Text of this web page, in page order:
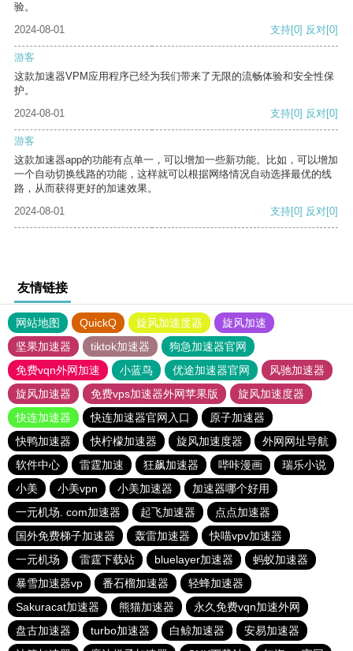
验。
2024-08-01
支持[0] 反对[0]
游客
这款加速器VPM应用程序已经为我们带来了无限的流畅体验和安全性保
护。
2024-08-01
支持[0] 反对[0]
游客
这款加速器app的功能有点单一，可以增加一些新功能。比如，可以增加
一个自动切换线路的功能，这样就可以根据网络情况自动选择最优的线
路，从而获得更好的加速效果。
2024-08-01
支持[0] 反对[0]
友情链接
网站地图 QuickQ 旋风加速度器
旋风加速
坚果加速器
tiktok加速器
狗急加速器官网
免费vqn外网加速
小蓝鸟 优途加速器官网
风驰加速器
旋风加速器
免费vps加速器外网苹果版
旋风加速度器
快连加速器
快连加速器官网入口
原子加速器
快鸭加速器
快柠檬加速器 旋风加速度器
外网网址导航
软件中心
雷霆加速 狂飙加速器 哔咔漫画
瑞乐小说
小美
小美vpn 小美加速器
加速器哪个好用
一元机场. com加速器
起飞加速器
点点加速器
国外免费梯子加速器
轰雷加速器
快喵vpv加速器
一元机场
雷霆下载站 bluelayer加速器
蚂蚁加速器
暴雪加速器vp
番石榴加速器
轻蜂加速器
Sakuracat加速器
熊猫加速器
永久免费vqn加速外网
盘古加速器
turbo加速器 白鲸加速器
安易加速器